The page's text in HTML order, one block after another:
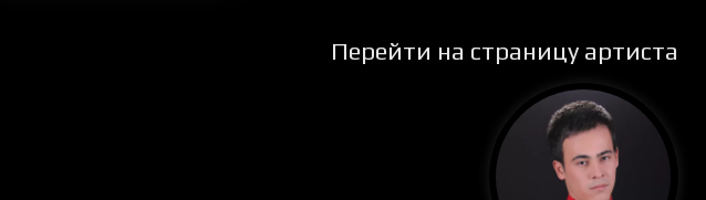
Перейти на страницу артиста